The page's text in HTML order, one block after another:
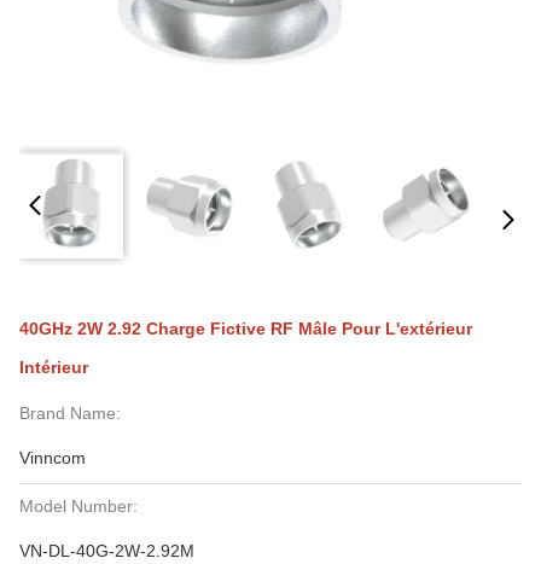
40GHz 2W 2.92 Charge Fictive RF Mâle Pour L'extérieur
Intérieur
Brand Name:
Vinncom
Model Number:
VN-DL-40G-2W-2.92M